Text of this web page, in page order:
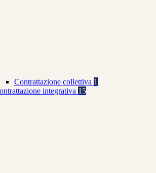
Contrattazione collettiva 1
integrativa 15